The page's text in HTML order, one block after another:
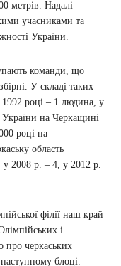
метрів. Надалі
учасниками та
України.
команди, що
У складі таких
році – 1 людина, у
на Черкащині
році на
область
у 2008 р. – 4, у 2012 р.
філії наш край
і
про черкаських
блоці.